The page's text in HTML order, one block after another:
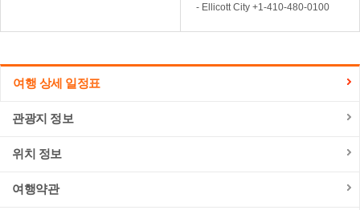
- Ellicott City +1-410-480-0100
여행 상세 일정표
관광지 정보
위치 정보
여행약관